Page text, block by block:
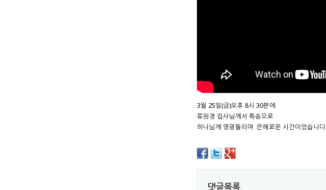
3월 25일(금)오후 8시 30분에
류원경 집사님께서 특송으로
하나님께 영광돌리며 은혜로운 시간이었습니다
댓글목록